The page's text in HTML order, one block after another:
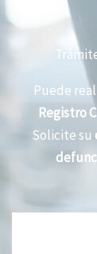
Puede
Registro
Solicite su